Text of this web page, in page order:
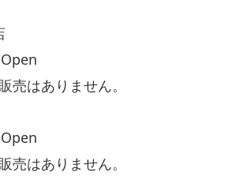
はありません。
はありません。